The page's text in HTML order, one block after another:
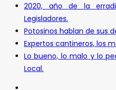
2020, año de la
Legisladores.
Potosinos hablan de sus
Expertos cantineros, los
Lo bueno, lo malo y lo
Local.